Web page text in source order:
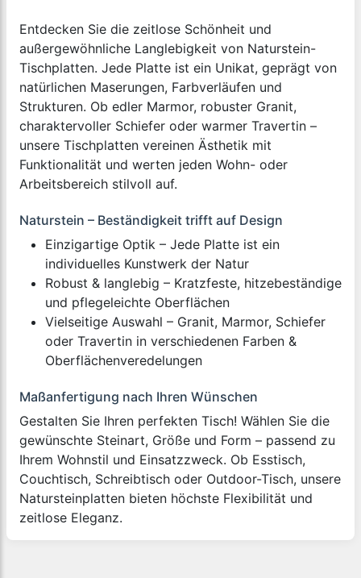
Entdecken Sie die zeitlose Schönheit und
außergewöhnliche Langlebigkeit von Naturstein-
Tischplatten. Jede Platte ist ein Unikat, geprägt von
natürlichen Maserungen, Farbverläufen und
Strukturen. Ob edler Marmor, robuster Granit,
charaktervoller Schiefer oder warmer Travertin –
unsere Tischplatten vereinen Ästhetik mit
Funktionalität und werten jeden Wohn- oder
Arbeitsbereich stilvoll auf.
Naturstein – Beständigkeit trifft auf Design
Einzigartige Optik – Jede Platte ist ein
individuelles Kunstwerk der Natur
Robust & langlebig – Kratzfeste, hitzebeständige
und pflegeleichte Oberflächen
Vielseitige Auswahl – Granit, Marmor, Schiefer
oder Travertin in verschiedenen Farben &
Oberflächenveredelungen
Maßanfertigung nach Ihren Wünschen
Gestalten Sie Ihren perfekten Tisch! Wählen Sie die
gewünschte Steinart, Größe und Form – passend zu
Ihrem Wohnstil und Einsatzzweck. Ob Esstisch,
Couchtisch, Schreibtisch oder Outdoor-Tisch, unsere
Natursteinplatten bieten höchste Flexibilität und
zeitlose Eleganz.